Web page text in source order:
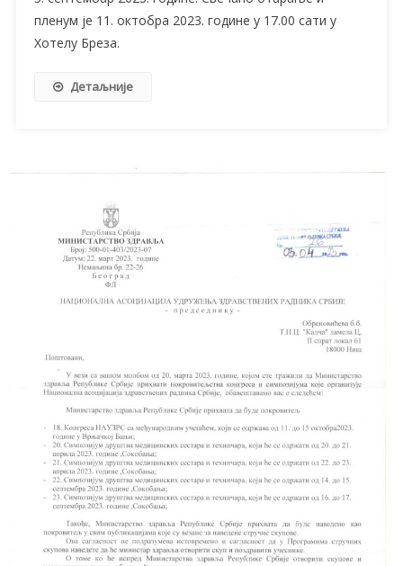
пленум је 11. октобра 2023. године у 17.00 сати у
Хотелу Бреза.
Детаљније